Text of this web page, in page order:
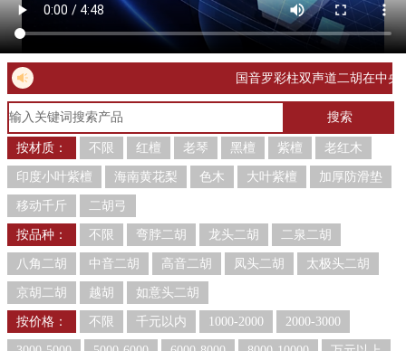
国音罗彩柱双声道二胡在中央电
视台CCTV-7套播放
胡喜获“第二届全国二胡制作交
流展示大会”银奖第一名！
按材质： 不限 红檀 老琴 黑檀 紫檀 老红木
印度小叶紫檀 海南黄花梨 色木 大叶紫檀 加厚防滑垫
移动千斤 二胡弓
按品种： 不限 弯脖二胡 龙头二胡 二泉二胡
八角二胡 中音二胡 高音二胡 凤头二胡 太极头二胡
京胡二胡 越胡 如意头二胡
按价格： 不限 千元以内 1000-2000 2000-3000